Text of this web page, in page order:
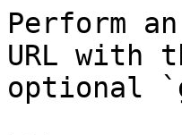
Perform
URL with
optional